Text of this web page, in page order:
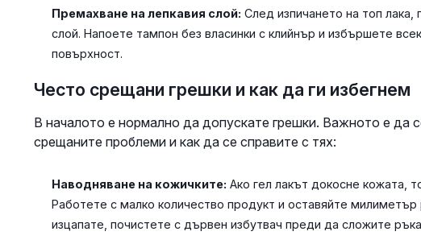
Премахване на лепкавия слой: След изпичането на топ лака,
слой. Напоете тампон без власинки с клийнър и избършете
повърхност.
Често срещани грешки и как да ги избегнем
В началото е нормално да допускате грешки. Важното е да
срещаните проблеми и как да се справите с тях:
Наводняване на кожичките: Ако гел лакът докосне кожата,
Работете с малко количество продукт и оставяйте милиметър
изцапате, почистете с дървен избутвач преди да сложите